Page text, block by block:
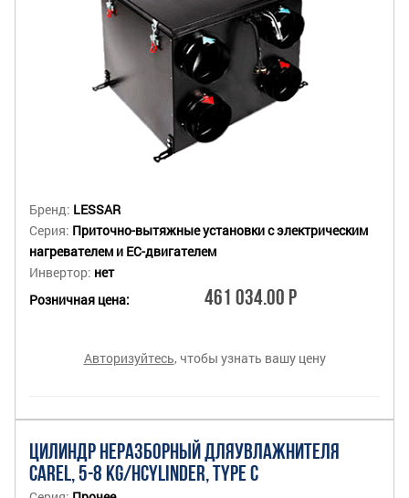
Бренд: LESSAR
Серия: Приточно-вытяжные установки с электрическим
нагревателем и EC-двигателем
Инвертор: нет
Розничная цена:
461 034.00 Р
Авторизуйтесь, чтобы узнать вашу цену
ЦИЛИНДР НЕРАЗБОРНЫЙ ДЛЯУВЛАЖНИТЕЛЯ
CAREL, 5-8 KG/HCYLINDER, TYPE C